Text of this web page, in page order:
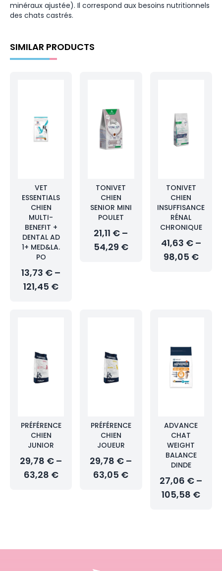
minéraux ajustée). Il correspond aux besoins nutritionnels
des chats castrés.
SIMILAR PRODUCTS
VET
ESSENTIALS
CHIEN
MULTI-
BENEFIT +
DENTAL AD
1+ MED&LA.
PO
13,73 € –
121,45 €
TONIVET
CHIEN
SENIOR MINI
POULET
21,11 € –
54,29 €
TONIVET
CHIEN
INSUFFISANCE
RÉNAL
CHRONIQUE
41,63 € –
98,05 €
PRÉFÉRENCE
CHIEN
JUNIOR
29,78 € –
63,28 €
PRÉFÉRENCE
CHIEN
JOUEUR
29,78 € –
63,05 €
ADVANCE
CHAT
WEIGHT
BALANCE
DINDE
27,06 € –
105,58 €